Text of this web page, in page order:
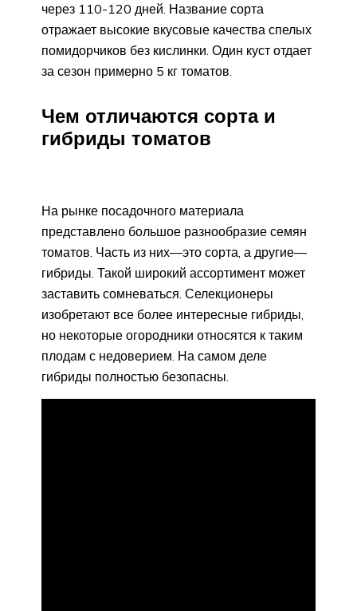
через 110-120 дней. Название сорта
отражает высокие вкусовые качества спелых
помидорчиков без кислинки. Один куст отдает
за сезон примерно 5 кг томатов.
Чем отличаются сорта и
гибриды томатов
На рынке посадочного материала
представлено большое разнообразие семян
томатов. Часть из них—это сорта, а другие—
гибриды. Такой широкий ассортимент может
заставить сомневаться. Селекционеры
изобретают все более интересные гибриды,
но некоторые огородники относятся к таким
плодам с недоверием. На самом деле
гибриды полностью безопасны.